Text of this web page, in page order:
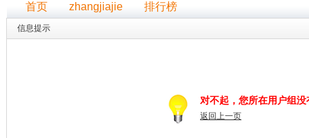
首页 zhangjiajie 排行榜
信息提示
对不起，您所在用户组
返回上一页